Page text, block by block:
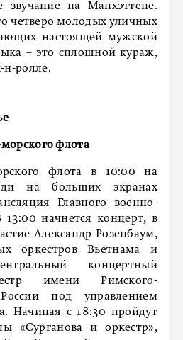
звучание на Манхэттене.
четверо молодых уличных
настоящей мужской
– это сплошной кураж,
ролле.
флота
флота в 10:00 на
на больших экранах
Главного военно-
13:00 начнется концерт, в
Александр Розенбаум,
оркестров Вьетнама и
концертный
имени Римского-
под управлением
Начиная с 18:30 пройдут
«Сурганова и оркестр»,